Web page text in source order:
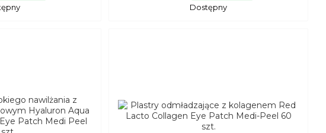
Dostępny